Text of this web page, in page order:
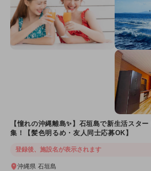
【憧れの沖縄離島✨】石垣島で新生活スタ
集！【髪色明るめ・友人同士応募OK】
登録後、施設名が表示されます
沖縄県 石垣島